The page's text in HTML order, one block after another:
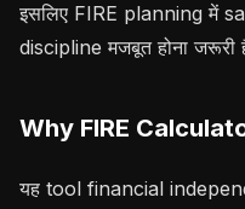
इसलिए FIRE planning में
discipline मजबूत होना जरूरी
Why FIRE
यह tool financial